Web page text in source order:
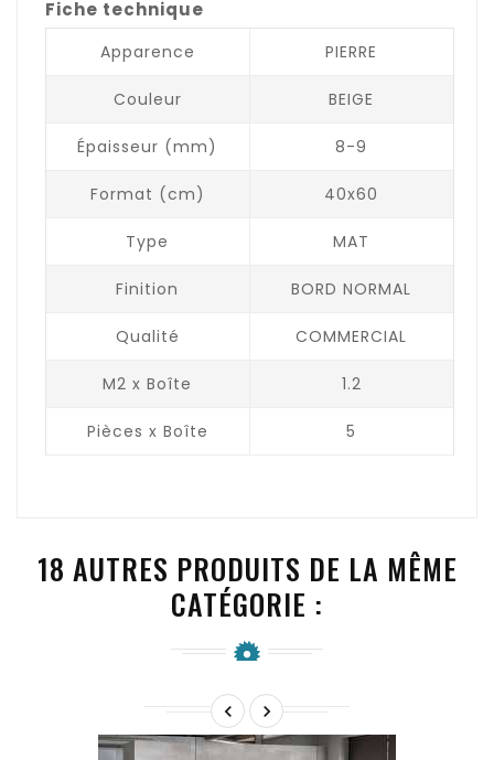
Fiche technique
Apparence PIERRE
Couleur BEIGE
Épaisseur (mm) 8-9
Format (cm) 40x60
Type MAT
Finition BORD NORMAL
Qualité COMMERCIAL
M2 x Boîte 1.2
Pièces x Boîte 5
18 AUTRES PRODUITS DE LA MÊME
CATÉGORIE :
 